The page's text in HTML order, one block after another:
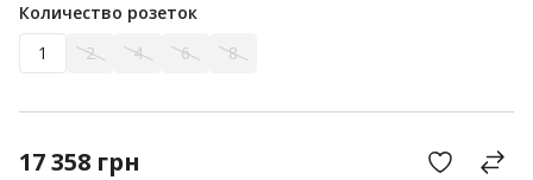
Количество розеток
1
2 4 6 8
17 358 грн